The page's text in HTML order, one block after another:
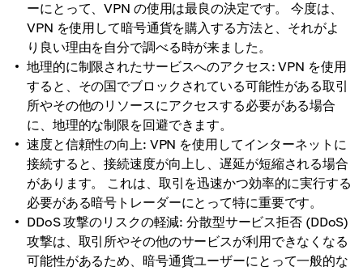
ーにとって、VPN の使用は最良の決定です。 今度は、
VPN を使用して暗号通貨を購入する方法と、それがよ
り良い理由を自分で調べる時が来ました。
地理的に制限されたサービスへのアクセス: VPN を使用
すると、その国でブロックされている可能性がある取引
所やその他のリソースにアクセスする必要がある場合
に、地理的な制限を回避できます。
速度と信頼性の向上: VPN を使用してインターネットに
接続すると、接続速度が向上し、遅延が短縮される場合
があります。 これは、取引を迅速かつ効率的に実行する
必要がある暗号トレーダーにとって特に重要です。
DDoS 攻撃のリスクの軽減: 分散型サービス拒否 (DDoS)
攻撃は、取引所やその他のサービスが利用できなくなる
可能性があるため、暗号通貨ユーザーにとって一般的な